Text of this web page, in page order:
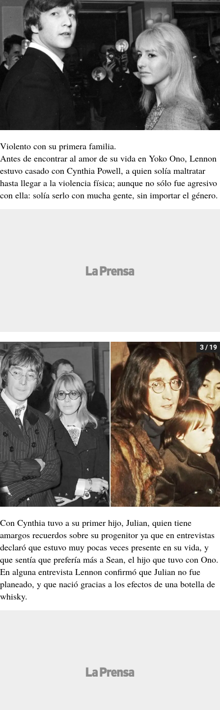
Violento con su primera familia.
Antes de encontrar al amor de su vida en Yoko Ono, Lennon
estuvo casado con Cynthia Powell, a quien solía maltratar
hasta llegar a la violencia física; aunque no sólo fue agresivo
con ella: solía serlo con mucha gente, sin importar el género.
3 / 19
Con Cynthia tuvo a su primer hijo, Julian, quien tiene
amargos recuerdos sobre su progenitor ya que en entrevistas
declaró que estuvo muy pocas veces presente en su vida, y
que sentía que prefería más a Sean, el hijo que tuvo con Ono.
En alguna entrevista Lennon confirmó que Julian no fue
planeado, y que nació gracias a los efectos de una botella de
whisky.